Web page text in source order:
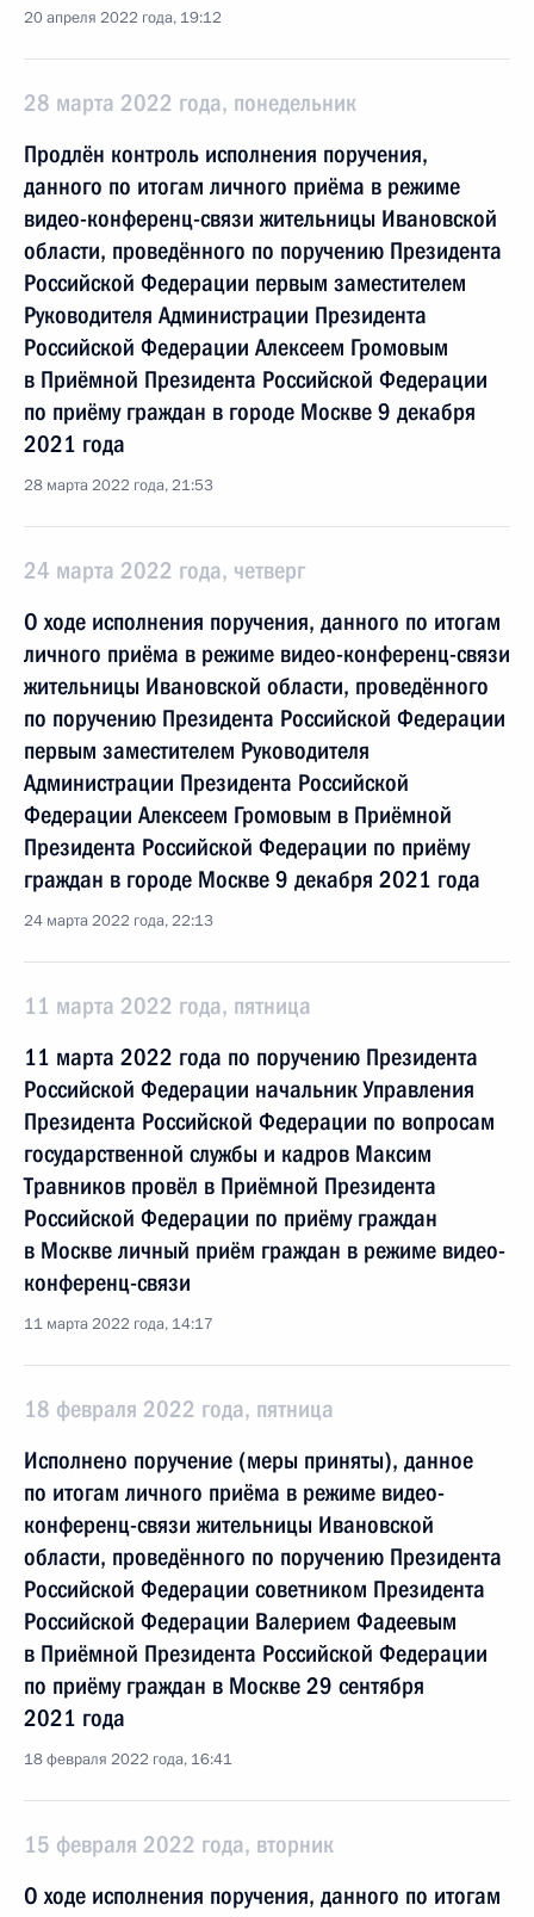
20 апреля 2022 года, 19:12
28 марта 2022 года, понедельник
Продлён контроль исполнения поручения,
данного по итогам личного приёма в режиме
видео-конференц-связи жительницы Ивановской
области, проведённого по поручению Президента
Российской Федерации первым заместителем
Руководителя Администрации Президента
Российской Федерации Алексеем Громовым
в Приёмной Президента Российской Федерации
по приёму граждан в городе Москве 9 декабря
2021 года
28 марта 2022 года, 21:53
24 марта 2022 года, четверг
О ходе исполнения поручения, данного по итогам
личного приёма в режиме видео-конференц-связи
жительницы Ивановской области, проведённого
по поручению Президента Российской Федерации
первым заместителем Руководителя
Администрации Президента Российской
Федерации Алексеем Громовым в Приёмной
Президента Российской Федерации по приёму
граждан в городе Москве 9 декабря 2021 года
24 марта 2022 года, 22:13
11 марта 2022 года, пятница
11 марта 2022 года по поручению Президента
Российской Федерации начальник Управления
Президента Российской Федерации по вопросам
государственной службы и кадров Максим
Травников провёл в Приёмной Президента
Российской Федерации по приёму граждан
в Москве личный приём граждан в режиме видео-
конференц-связи
11 марта 2022 года, 14:17
18 февраля 2022 года, пятница
Исполнено поручение (меры приняты), данное
по итогам личного приёма в режиме видео-
конференц-связи жительницы Ивановской
области, проведённого по поручению Президента
Российской Федерации советником Президента
Российской Федерации Валерием Фадеевым
в Приёмной Президента Российской Федерации
по приёму граждан в Москве 29 сентября
2021 года
18 февраля 2022 года, 16:41
15 февраля 2022 года, вторник
О ходе исполнения поручения, данного по итогам